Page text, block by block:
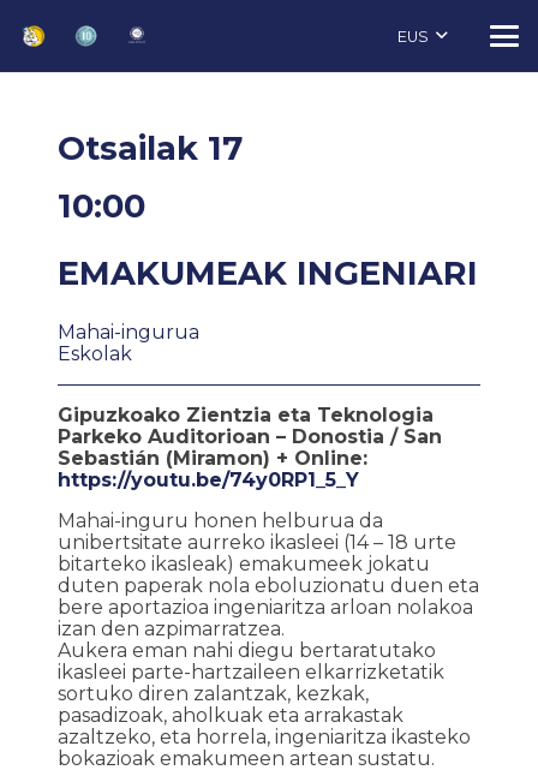
EUS
Otsailak 17
10:00
EMAKUMEAK INGENIARI
Mahai-ingurua
Eskolak
Gipuzkoako Zientzia eta Teknologia
Parkeko Auditorioan – Donostia / San
Sebastián (Miramon) + Online:
https://youtu.be/74y0RP1_5_Y
Mahai-inguru honen helburua da
unibertsitate aurreko ikasleei (14 – 18 urte
bitarteko ikasleak) emakumeek jokatu
duten paperak nola eboluzionatu duen eta
bere aportazioa ingeniaritza arloan nolakoa
izan den azpimarratzea.
Aukera eman nahi diegu bertaratutako
ikasleei parte-hartzaileen elkarrizketatik
sortuko diren zalantzak, kezkak,
pasadizoak, aholkuak eta arrakastak
azaltzeko, eta horrela, ingeniaritza ikasteko
bokazioak emakumeen artean sustatu.